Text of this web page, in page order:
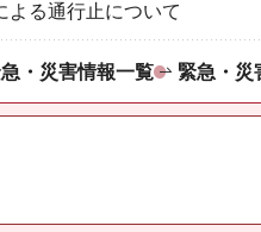
よる通行止について
・災害情報一覧 緊急・災